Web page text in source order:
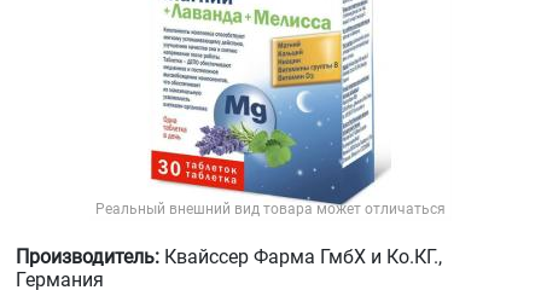
Реальный внешний вид товара может отличаться
Производитель: Квайссер Фарма ГмбХ и Ко.КГ.,
Германия